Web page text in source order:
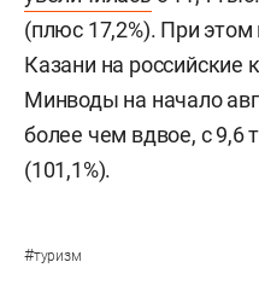
(плюс 17,2%). При
Казани на российские
Минводы на начало
более чем вдвое, с 9,6
(101,1%).
#туризм